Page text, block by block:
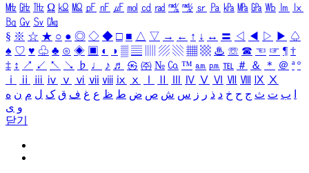
㎒ ㎓ ㎔ Ω ㏀ ㏁ ㎊ ㎋ ㎌ ㏖ ㏅ ㎭ ㎮ ㎯ ㏛ ㎩ ㎪ ㎫ ㎬ ㏝ ㏐
㏓
㏃ ㏉ ㏜ ㏆
§ ※ ☆ ★ ○ ● ◎ ◇ ◆ □ ■ △ ▽ → ← ↑ ↓ ↔ 〓 ◁ ◀ ▷ ▶ ♤
♠ ♡ ♥ ♧ ♣ ⊙ ◈ ▣ ◐ ◑ ▒ ▤ ▨ ▧ ▦ ▩ ♨ ☏ ☎ ☜ ☞ ¶ †
‡ ↕ ↗ ↙ ↖ ↘ ♭ ♩ ♪ ♬ ㉿ ㈜ № ㏇ ™ ㏂ ㏘ ℡ ＃ ＆ ＊ ＠ ª º
ⅰ
ⅱ ⅲ ⅳ ⅴ ⅵ ⅶ ⅷ ⅸ ⅹ Ⅳ Ⅴ Ⅵ Ⅶ Ⅷ Ⅸ Ⅹ
ب ت ث ج ح خ د ذ ر ز س ش ص ض ط ظ ع غ ف ق ک ل م ن ه
و ی
닫기